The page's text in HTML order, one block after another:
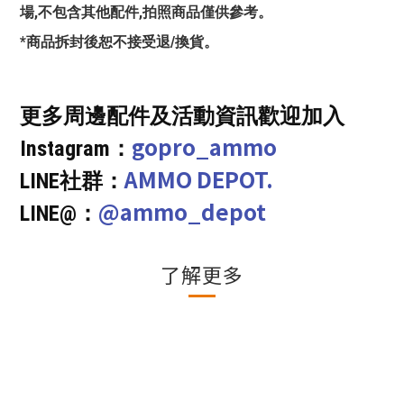
場,不包含其他配件,拍照商品僅供參考。
*商品拆封後恕不接受退/換貨。
更多周邊配件及活動資訊歡迎加入
Instagram： gopro_ammo
LINE社群：AMMO DEPOT.
LINE@： @ammo_depot
了解更多